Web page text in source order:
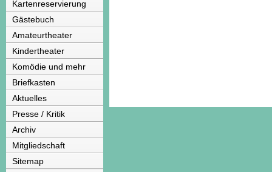
Kartenreservierung
Gästebuch
Amateurtheater
Kindertheater
Komödie und mehr
Briefkasten
Aktuelles
Presse / Kritik
Archiv
Mitgliedschaft
Sitemap